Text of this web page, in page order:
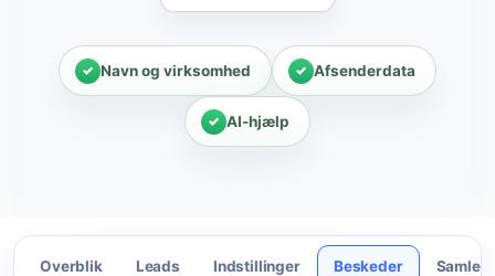
Navn og virksomhed Afsenderdata
AI-hjælp
Overblik Leads Indstillinger Beskeder Samlet